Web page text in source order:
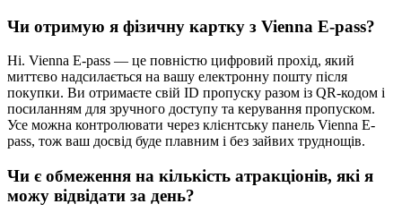
Чи отримую я фізичну картку з Vienna E-pass?
Ні. Vienna E-pass — це повністю цифровий прохід, який
миттєво надсилається на вашу електронну пошту після
покупки. Ви отримаєте свій ID пропуску разом із QR-кодом і
посиланням для зручного доступу та керування пропуском.
Усе можна контролювати через клієнтську панель Vienna E-
pass, тож ваш досвід буде плавним і без зайвих труднощів.
Чи є обмеження на кількість атракціонів, які я
можу відвідати за день?